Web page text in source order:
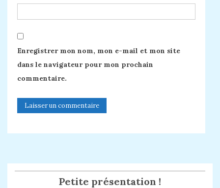
Enregistrer mon nom, mon e-mail et mon site
dans le navigateur pour mon prochain
commentaire.
Petite présentation !